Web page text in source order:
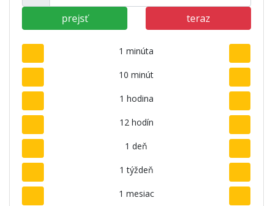
prejsť teraz
1 minúta
10 minút
1 hodina
12 hodín
1 deň
1 týždeň
1 mesiac